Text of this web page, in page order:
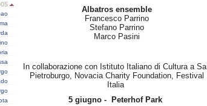
Albatros ensemble
Francesco Parrino
Stefano Parrino
Marco Pasini
In collaborazione con Istituto Italiano di Cultura a
Pietroburgo, Novacia Charity Foundation, Festival
Italia
5 giugno - Peterhof Park